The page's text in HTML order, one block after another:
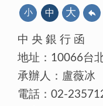
小 中 大
中 央 銀 行 函
地址：10066台
承辦人：盧薇冰
電話：02-